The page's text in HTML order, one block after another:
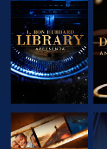
EXPLORAR A
SÉRIE
EXPLORAR A